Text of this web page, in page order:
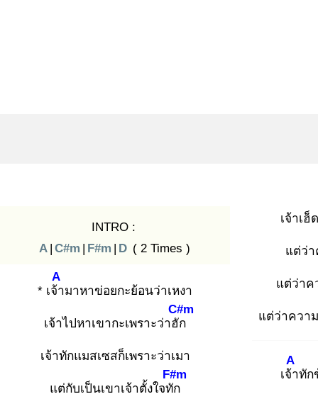
INTRO :
A | C#m | F#m | D ( 2 Times )
* เจ้า
A
มาหาข่อยกะย้อนว่าเหงา
เจ้าไปหาเขากะเพราะว่าฮัก
C#m
เจ้าทักแมสเซสก็เพราะว่าเมา
แต่กับเป็นเขาเจ้าตั้งใจทัก
F#m
เจ้าเ
แต่ว่า
แต่ว่าค
แต่ว่าควา
เจ้า
A
ทัก